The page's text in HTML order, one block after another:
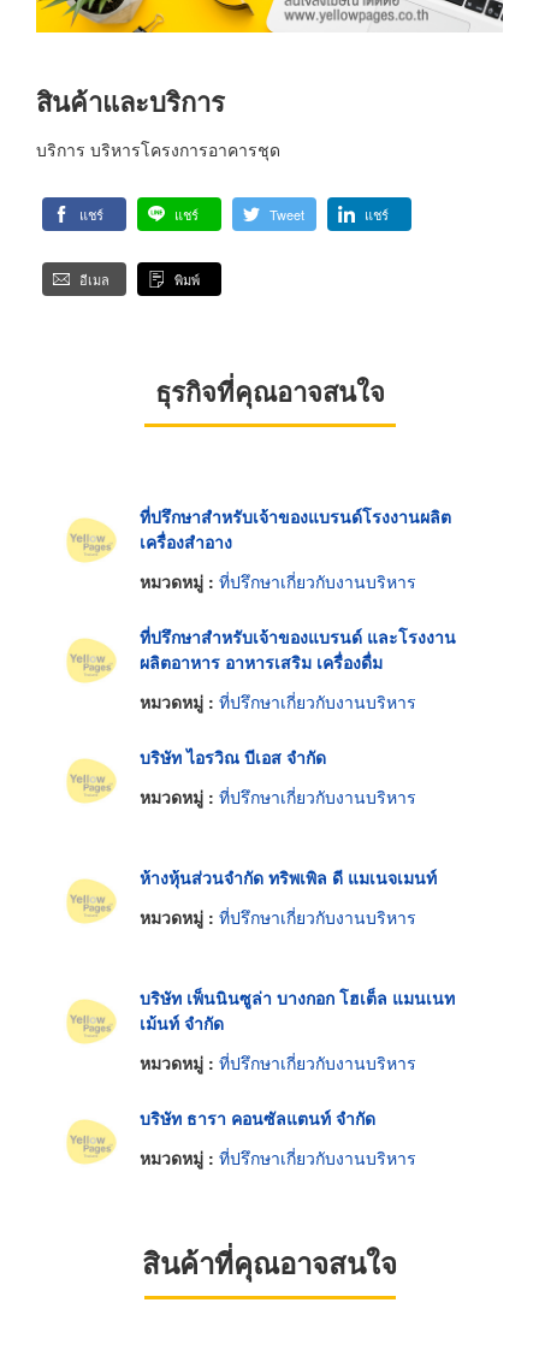
สินค้าและบริการ
บริการ บริหารโครงการอาคารชุด
แชร์ แชร์ Tweet แชร์
อีเมล พิมพ์
ธุรกิจที่คุณอาจสนใจ
ที่ปรึกษาสำหรับเจ้าของแบรนด์โรงงานผลิต
เครื่องสำอาง
หมวดหมู่ : ที่ปรึกษาเกี่ยวกับงานบริหาร
ที่ปรึกษาสำหรับเจ้าของแบรนด์ และโรงงาน
ผลิตอาหาร อาหารเสริม เครื่องดื่ม
หมวดหมู่ : ที่ปรึกษาเกี่ยวกับงานบริหาร
บริษัท ไอรวิณ บีเอส จำกัด
หมวดหมู่ : ที่ปรึกษาเกี่ยวกับงานบริหาร
ห้างหุ้นส่วนจำกัด ทริพเพิล ดี แมเนจเมนท์
หมวดหมู่ : ที่ปรึกษาเกี่ยวกับงานบริหาร
บริษัท เพ็นนินซูล่า บางกอก โฮเต็ล แมนเนท
เม้นท์ จำกัด
หมวดหมู่ : ที่ปรึกษาเกี่ยวกับงานบริหาร
บริษัท ธารา คอนซัลแตนท์ จำกัด
หมวดหมู่ : ที่ปรึกษาเกี่ยวกับงานบริหาร
สินค้าที่คุณอาจสนใจ